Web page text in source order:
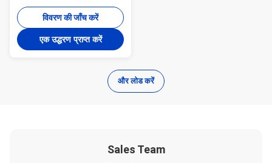
वोल्टेज बटन सेल
विवरण की जाँच करें
एक उद्धरण प्राप्त करें
और लोड करें
Sales Team